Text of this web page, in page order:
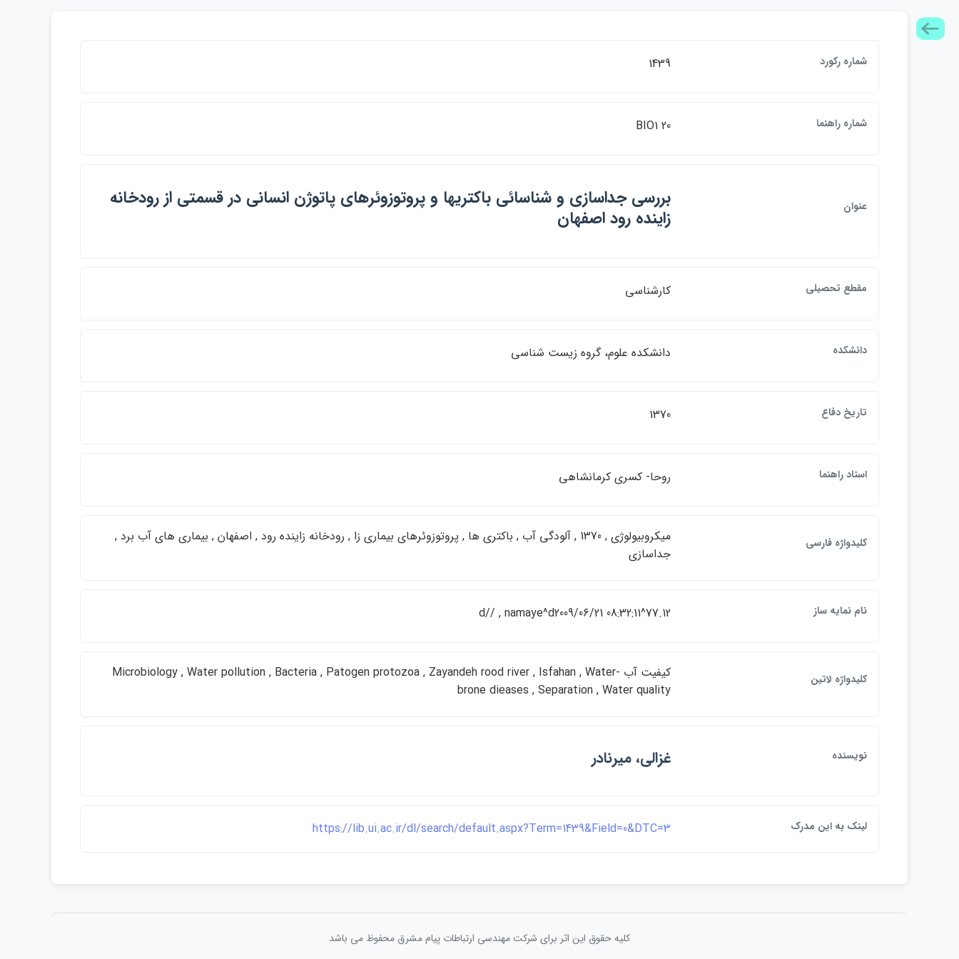
شماره ركورد 1439
شماره راهنما BIO1 20
عنوان
بررسي جداسازي و شناسائي باكتريها و پروتوزوئرهاي پاتوژن انساني در قسمتي از رودخانه
زاينده رود اصفهان
مقطع تحصيلي كارشناسي
دانشكده دانشكده علوم، گروه زيست شناسي
تاريخ دفاع 1370
استاد راهنما روحا- كسري كرمانشاهي
كليدواژه فارسي
ميكروبيولوژي , 1370 , آلودگي آب , باكتري ها , پروتوزوئرهاي بيماري زا , رودخانه زاينده رود , اصفهان , بيماري هاي آب برد ,
جداسازي
نام نمايه ساز 77.12^d// , namaye^d2009/06/21 08:32:11
كليدواژه لاتين
كيفيت آب Microbiology , Water pollution , Bacteria , Patogen protozoa , Zayandeh rood river , Isfahan , Water-
brone dieases , Separation , Water quality
نويسنده غزالي، ميرنادر
لينک به اين مدرک https://lib.ui.ac.ir/dl/search/default.aspx?Term=1439&Field=0&DTC=3
کلیه حقوق این اثر برای شرکت مهندسی ارتباطات پيام مشرق محفوظ می باشد